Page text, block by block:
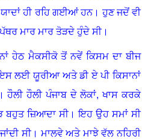
ਹੀ ਰਹਿ ਗਈਆਂ ਹਨ।ਹੁਣ ਜਦੋਂ ਵੀ
ਮਾਰ ਮਾਰ ਤੋੜਦੇ ਹੁੰਦੇ ਸੀ।
ਹੇਠ ਮੈਕਸੀਕੋ ਤੋਂ ਨਵੇਂ ਕਿਸਮ ਦਾ ਬੀਜ
ਲਈ ਯੂਰੀਆ ਅਤੇ ਡੀ ਏ ਪੀ ਕਿਸਾਨਾਂ
ਹੌਲੀ ਹੌਲੀ ਪੰਜਾਬ ਦੇ ਲੋਕਾਂ, ਖਾਸ ਕਰਕੇ
ਬਹੁਤ ਜ਼ਿਆਦਾ ਸੀ। ਇਹ ਉਹ ਸਮਾਂ ਸੀ
ਸੀ। ਮਾਲਵੇ ਅਤੇ ਮਾਝੇ ਵੱਲ ਨਹਿਰੀ